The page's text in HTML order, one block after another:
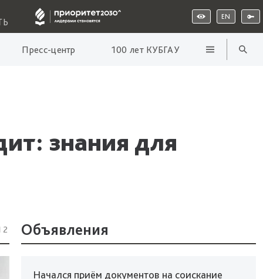
EN
Пресс-центр 100 лет КУБГАУ
знания для
Объявления
Начался приём документов на соискание